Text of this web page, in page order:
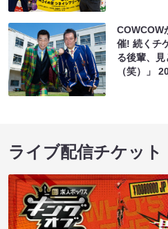
COWCOW
催! 続くチ
る後輩、
（笑）」
ライブ配信チケット